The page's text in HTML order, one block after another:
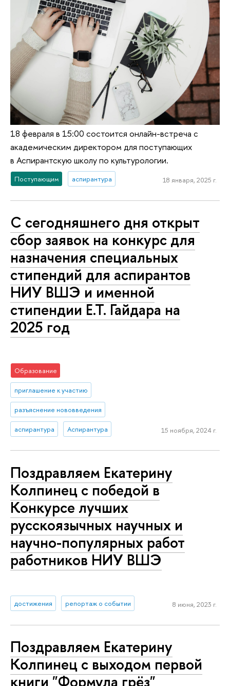
18 февраля в 15:00 состоится онлайн-встреча с
академическим директором для поступающих
в Аспирантскую школу по культурологии.
Поступающим аспирантура 18 января, 2025 г.
С сегодняшнего дня открыт
сбор заявок на конкурс для
назначения специальных
стипендий для аспирантов
НИУ ВШЭ и именной
стипендии Е.Т. Гайдара на
2025 год
Образование
приглашение к участию
разъяснение нововведения
аспирантура Аспирантура 15 ноября, 2024 г.
Поздравляем Екатерину
Колпинец с победой в
Конкурсе лучших
русскоязычных научных и
научно-популярных работ
работников НИУ ВШЭ
достижения репортаж о событии 8 июня, 2023 г.
Поздравляем Екатерину
Колпинец с выходом первой
книги "Формула грёз"